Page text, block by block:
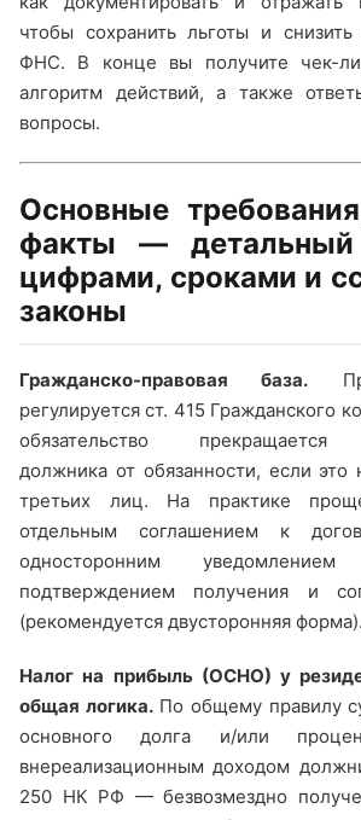
чтобы сохранить льготы и
ФНС. В конце вы получите чек-
алгоритм действий, а также
вопросы.
Основные
факты —
цифрами, сроками и
законы
Гражданско-правовая база.
регулируется ст. 415 Гражданского
обязательство прекращается
должника от обязанности, если это
третьих лиц. На практике
отдельным соглашением к
односторонним
подтверждением получения и
(рекомендуется двусторонняя форма).
Налог на прибыль (ОСНО) у
общая логика.По общему правилу
основного долга и/или
внереализационным доходом
250 НК РФ — безвозмездно